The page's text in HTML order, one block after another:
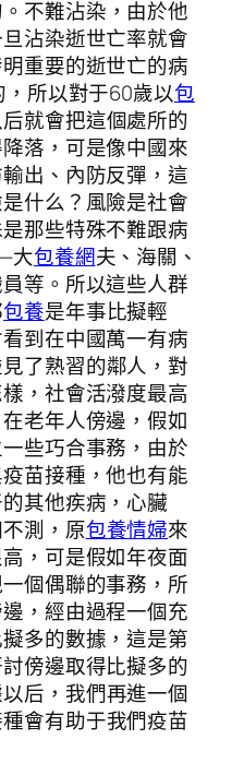
不難沾染，由於他
沾染逝世亡率就會
重要的逝世亡的病
所以對于60歲以包
就會把這個處所的
落，可是像中國來
出、內防反彈，這
什么？風險是社會
那些特殊不難跟病
大包養網夫、海關、
等。所以這些人群
包養是年事比擬輕
到在中國萬一有病
了熟習的鄰人，對
，社會活潑度最高
老年人傍邊，假如
些巧合事務，由於
苗接種，他也有能
其他疾病，心臟
測，原包養情婦來
，可是假如年夜面
個偶聯的事務，所
，經由過程一個充
多的數據，這是第
傍邊取得比擬多的
后，我們再進一個
會有助于我們疫苗